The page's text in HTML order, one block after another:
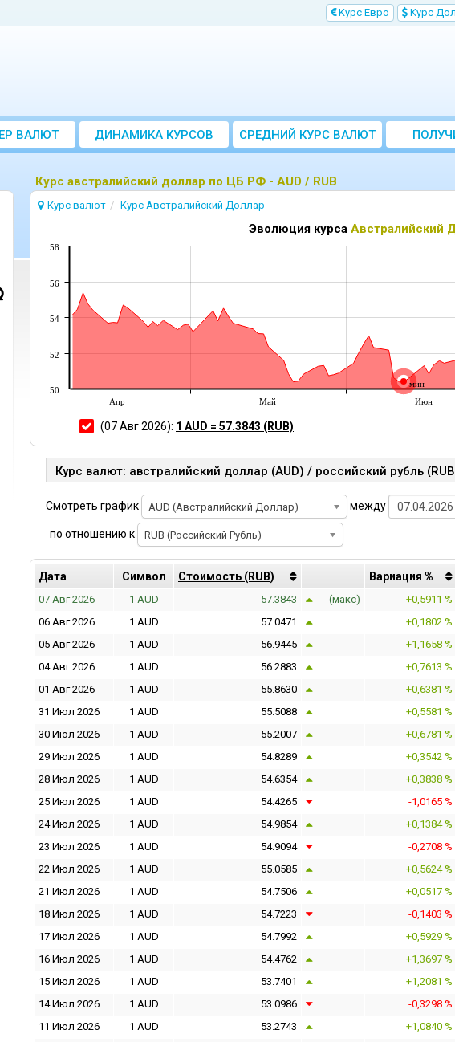
Kурс Евро Kурс
ВАЛЮТ ДИНАМИКА КУРСОВ
CРЕДНИЙ КУРС ВАЛЮТ
ЗА МЕСЯЦ
Курс австралийский доллар по ЦБ РФ - AUD / RUB
Курс валют Kурс Австралийский Доллар
Эволюция курса Австралийский
мин
Апр
Май Июн
50
52
54
56
58
(07 Авг 2026): 1 AUD = 57.3843 (RUB)
Смотреть график AUD (Австралийский Доллар) между
по отношению к RUB (Российский Рубль)
Дата Cимвол Cтоимость (RUB) Bариация %
07 Авг 2026 1 AUD 57.3843 (макс) +0,5911 %
06 Авг 2026
1 AUD 57.0471 +0,1802 %
05 Авг 2026
1 AUD 56.9445 +1,1658 %
04 Авг 2026
1 AUD 56.2883 +0,7613 %
01 Авг 2026
1 AUD 55.8630 +0,6381 %
31 Июл 2026
1 AUD 55.5088 +0,5581 %
30 Июл 2026
1 AUD 55.2007 +0,6781 %
29 Июл 2026
1 AUD 54.8289 +0,3542 %
28 Июл 2026
1 AUD 54.6354 +0,3838 %
25 Июл 2026
1 AUD 54.4265 -1,0165 %
24 Июл 2026
1 AUD 54.9854 +0,1384 %
23 Июл 2026
1 AUD 54.9094 -0,2708 %
22 Июл 2026
1 AUD 55.0585 +0,5624 %
21 Июл 2026
1 AUD 54.7506 +0,0517 %
18 Июл 2026
1 AUD 54.7223 -0,1403 %
17 Июл 2026
1 AUD 54.7992 +0,5929 %
16 Июл 2026
1 AUD 54.4762 +1,3697 %
15 Июл 2026
1 AUD 53.7401 +1,2081 %
14 Июл 2026
1 AUD 53.0986 -0,3298 %
11 Июл 2026
1 AUD 53.2743 +1,0840 %